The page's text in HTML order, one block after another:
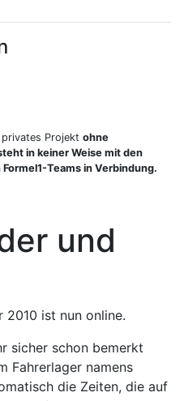
privates Projekt ohne
in keiner Weise mit den
Teams in Verbindung.
und
2010 ist nun online.
sicher schon bemerkt
Fahrerlager namens
die Zeiten, die auf